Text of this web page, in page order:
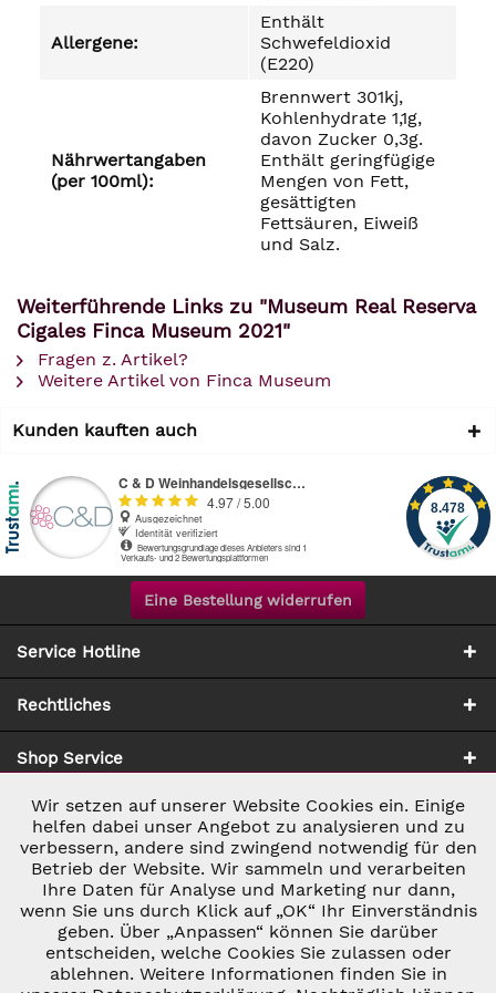
Allergene:
Enthält
Schwefeldioxid
(E220)
Nährwertangaben
(per 100ml):
Brennwert 301kj,
Kohlenhydrate 1,1g,
davon Zucker 0,3g.
Enthält geringfügige
Mengen von Fett,
gesättigten
Fettsäuren, Eiweiß
und Salz.
Weiterführende Links zu "Museum Real Reserva
Cigales Finca Museum 2021"
Fragen z. Artikel?
Weitere Artikel von Finca Museum
Kunden kauften auch
Eine Bestellung widerrufen
Service Hotline
Rechtliches
Shop Service
Zahlung & Versand
* ALLE PREISE INKL. GESETZL. UMSATZSTEUER ZZGL.
VERSANDKOSTEN UND GGF. NACHNAHMEGEBÜHREN, WENN NICHT
Notwendig Aktiv
Marketing Inaktiv
Tracking Inaktiv
Wir setzen auf unserer Website Cookies ein. Einige
helfen dabei unser Angebot zu analysieren und zu
verbessern, andere sind zwingend notwendig für den
Betrieb der Website. Wir sammeln und verarbeiten
Ihre Daten für Analyse und Marketing nur dann,
wenn Sie uns durch Klick auf „OK“ Ihr Einverständnis
geben. Über „Anpassen“ können Sie darüber
entscheiden, welche Cookies Sie zulassen oder
ablehnen. Weitere Informationen finden Sie in